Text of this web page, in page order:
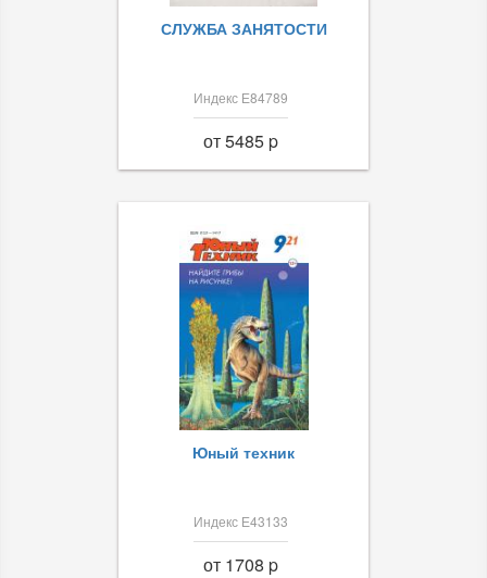
СЛУЖБА ЗАНЯТОСТИ
Индекс Е84789
от 5485 p
Юный техник
Индекс Е43133
от 1708 p